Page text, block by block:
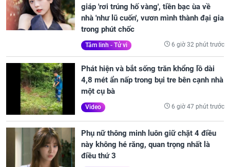
giáp 'rơi trúng hố vàng', tiền bạc ùa về
nhà 'như lũ cuốn', vươn mình thành đại gia
trong phút chốc
Tâm linh - Tử vi 6 giờ 32 phút trước
Phát hiện và bắt sống trăn khổng lồ dài
4,8 mét ẩn nấp trong bụi tre bên cạnh nhà
một cụ bà
Video 6 giờ 47 phút trước
Phụ nữ thông minh luôn giữ chặt 4 điều
này không hé răng, quan trọng nhất là
điều thứ 3